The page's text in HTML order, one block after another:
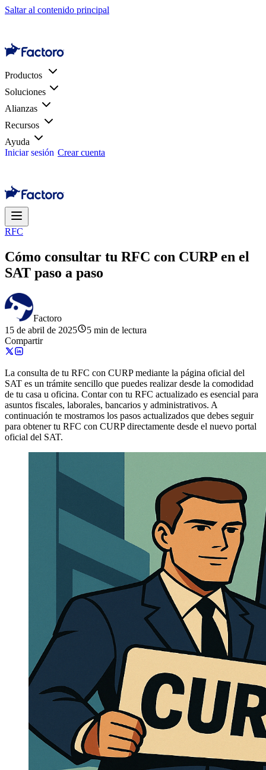
Saltar al contenido principal
Productos
Soluciones
Alianzas
Recursos
Ayuda
Iniciar sesión Crear cuenta
RFC
Cómo consultar tu RFC con CURP en el
SAT paso a paso
Factoro
15 de abril de 2025
5 min de lectura
Compartir
La consulta de tu RFC con CURP mediante la página oficial del
SAT es un trámite sencillo que puedes realizar desde la comodidad
de tu casa u oficina. Contar con tu RFC actualizado es esencial para
asuntos fiscales, laborales, bancarios y administrativos. A
continuación te mostramos los pasos actualizados que debes seguir
para obtener tu RFC con CURP directamente desde el nuevo portal
oficial del SAT.